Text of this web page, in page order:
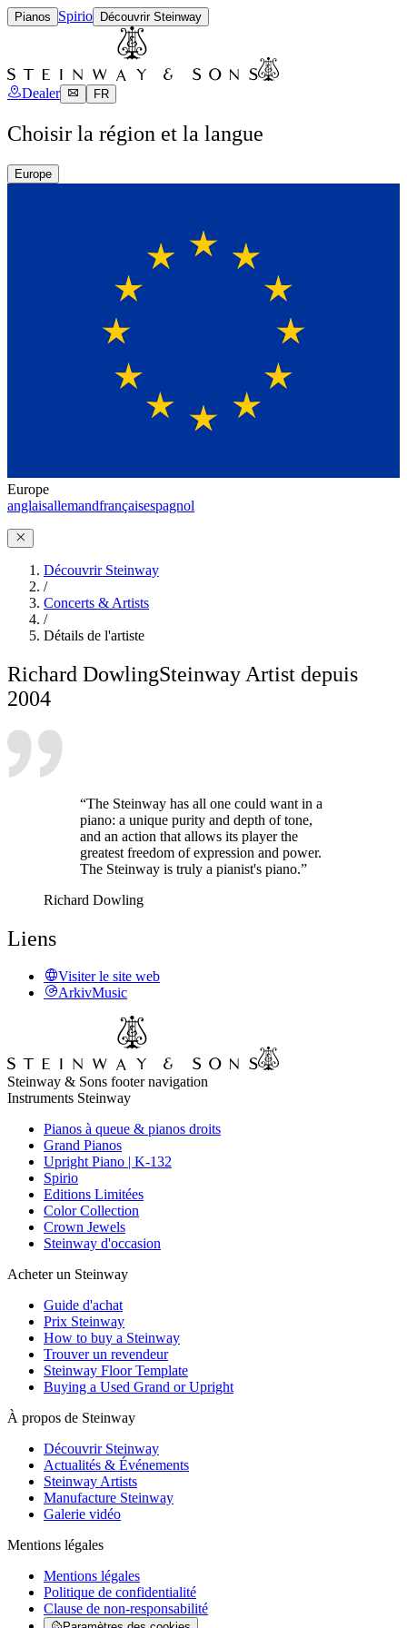
Pianos Spirio Découvrir Steinway
Dealer FR
Choisir la région et la langue
Europe
Europe
anglaisallemandfrançaisespagnol
Découvrir Steinway
/
Concerts & Artists
/
Détails de l'artiste
Richard DowlingSteinway Artist depuis
2004
“The Steinway has all one could want in a
piano: a unique purity and depth of tone,
and an action that allows its player the
greatest freedom of expression and power.
The Steinway is truly a pianist's piano.”
Richard Dowling
Liens
Visiter le site web
ArkivMusic
Steinway & Sons footer navigation
Instruments Steinway
Pianos à queue & pianos droits
Grand Pianos
Upright Piano | K-132
Spirio
Editions Limitées
Color Collection
Crown Jewels
Steinway d'occasion
Acheter un Steinway
Guide d'achat
Prix Steinway
How to buy a Steinway
Trouver un revendeur
Steinway Floor Template
Buying a Used Grand or Upright
À propos de Steinway
Découvrir Steinway
Actualités & Événements
Steinway Artists
Manufacture Steinway
Galerie vidéo
Mentions légales
Mentions légales
Politique de confidentialité
Clause de non-responsabilité